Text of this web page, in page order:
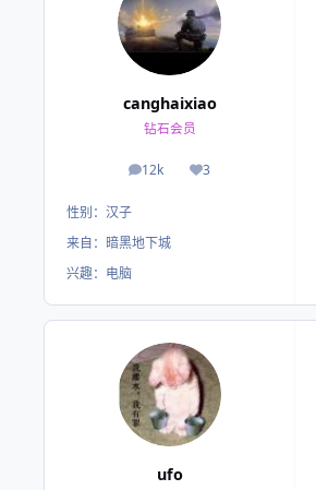
canghaixiao
钻石会员
12k
帖子 3
荣誉积分
性别： 汉子
来自： 暗黑地下城
兴趣： 电脑
ufo